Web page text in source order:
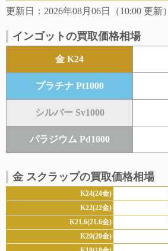
更新日：2026年08月06日（10:00 更新）
インゴットの買取価格相場
金 K24
プラチナ Pt1000
シルバー Sv1000
パラジウム Pd1000
金 スクラップの買取価格相場
K24(24金)
K22(22金)
K21.6(21.6金)
K20(20金)